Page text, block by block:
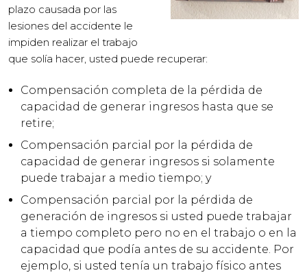
plazo causada por las
lesiones del accidente le
impiden realizar el trabajo
que solía hacer, usted puede recuperar:
Compensación completa de la pérdida de
capacidad de generar ingresos hasta que se
retire;
Compensación parcial por la pérdida de
capacidad de generar ingresos si solamente
puede trabajar a medio tiempo; y
Compensación parcial por la pérdida de
generación de ingresos si usted puede trabajar
a tiempo completo pero no en el trabajo o en la
capacidad que podía antes de su accidente. Por
ejemplo, si usted tenía un trabajo físico antes